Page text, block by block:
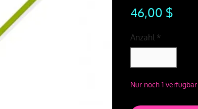
46,00 $
Anzahl *
Nur noch 1 verfügbar